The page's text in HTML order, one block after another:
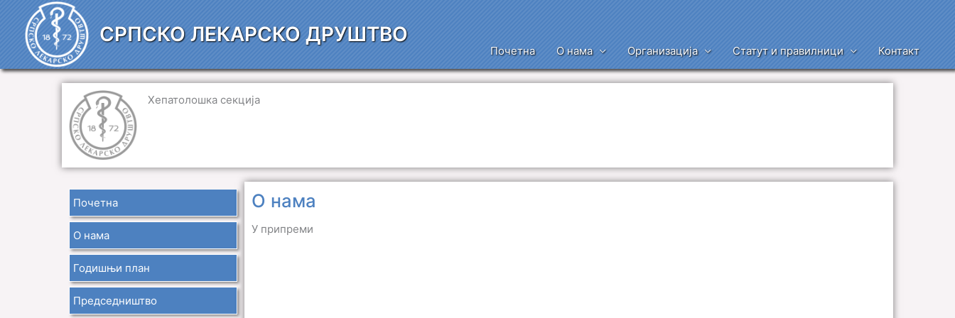
садржај
СРПСКО ЛЕКАРСКО ДРУШТВО
Почетна О нама Организација Статут и правилници Контакт
Хепатолошка секција
Почетна
О нама
Годишњи план
Председништво
О нама
У припреми